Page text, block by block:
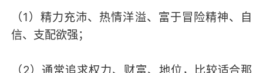
（1）精力充沛、热情洋溢、富于冒险精神、自
信、支配欲强；
（2）通常追求权力、财富、地位，比较适合那